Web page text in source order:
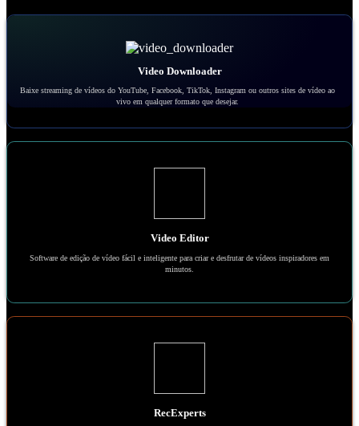
Video Downloader
Baixe streaming de vídeos do YouTube, Facebook, TikTok, Instagram ou outros sites de vídeo ao
vivo em qualquer formato que desejar.
Video Editor
Software de edição de vídeo fácil e inteligente para criar e desfrutar de vídeos inspiradores em
minutos.
RecExperts